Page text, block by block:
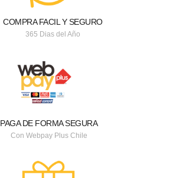
COMPRA FACIL Y SEGURO
365 Dias del Año
PAGA DE FORMA SEGURA
Con Webpay Plus Chile